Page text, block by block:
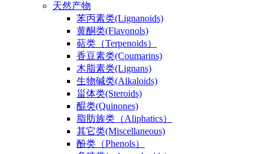
天然产物
苯丙素类(Lignanoids)
黄酮类(Flavonols)
萜类（Terpenoids）
香豆素类(Coumarins)
木脂素类(Lignans)
生物碱类(Alkaloids)
甾体类(Steroids)
醌类(Quinones)
脂肪族类（Aliphatics）
其它类(Miscellaneous)
酚类（Phenols）